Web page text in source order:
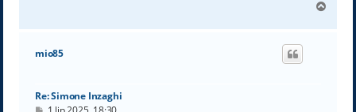
g
mio85
Re: Simone Inzaghi
P